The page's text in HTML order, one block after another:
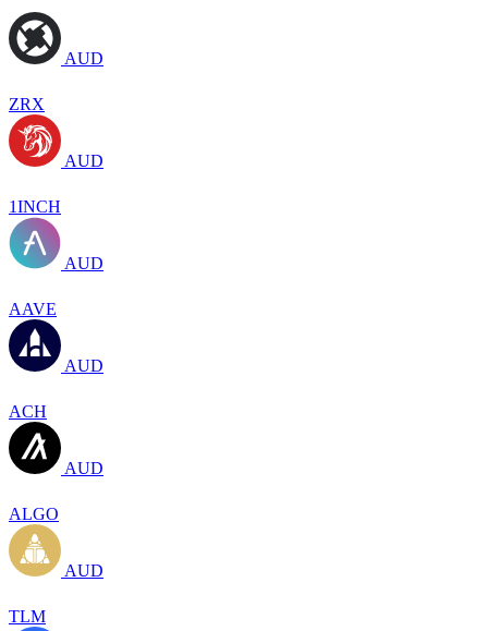
AUD
ZRX
AUD
1INCH
AUD
AAVE
AUD
ACH
AUD
ALGO
AUD
TLM